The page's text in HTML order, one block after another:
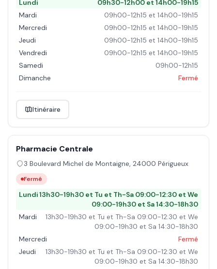
Lundi
09h30-12h00 et 14h00-19h15
Mardi
09h00-12h15 et 14h00-19h15
Mercredi
09h00-12h15 et 14h00-19h15
Jeudi
09h00-12h15 et 14h00-19h15
Vendredi
09h00-12h15 et 14h00-19h15
Samedi
09h00-12h15
Dimanche
Fermé
Itinéraire
Pharmacie Centrale
3 Boulevard Michel de Montaigne, 24000 Périgueux
Fermé
Lundi13h30-19h30 et Tu et Th-Sa 09:00-12:30 et We
09:00-19h30 et Sa 14:30-18h30
Mardi
13h30-19h30 et Tu et Th-Sa 09:00-12:30 et We
09:00-19h30 et Sa 14:30-18h30
Mercredi
Fermé
Jeudi
13h30-19h30 et Tu et Th-Sa 09:00-12:30 et We
09:00-19h30 et Sa 14:30-18h30